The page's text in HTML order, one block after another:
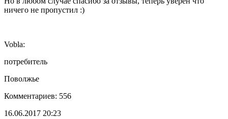
ничего не пропустил :)
Vobla:
потребитель
Поволжье
Комментариев: 556
16.06.2017 20:23